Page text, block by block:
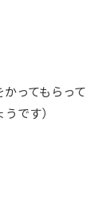
ってもらって
です）